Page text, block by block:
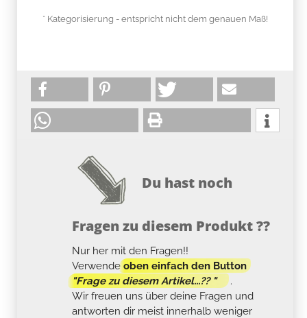
* Kategorisierung - entspricht nicht dem genauen Maß!
Du hast noch
Fragen zu diesem Produkt ??
Nur her mit den Fragen!!
Verwendeoben einfach den Button
"Frage zu diesem Artikel...?? "
.
Wir freuen uns über deine Fragen und
antworten dir meist innerhalb weniger